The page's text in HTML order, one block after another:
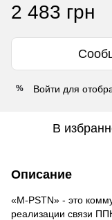
2 483 грн
% Войти для
В
Описание
«M-PSTN» - это
реализации связи